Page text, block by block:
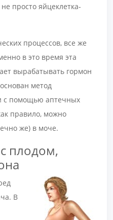
просто яйцеклетка-
процессов, все же
в это время эта
вырабатывать гормон
метод
с помощью аптечных
правило, можно
же) в моче.
плодом,
В